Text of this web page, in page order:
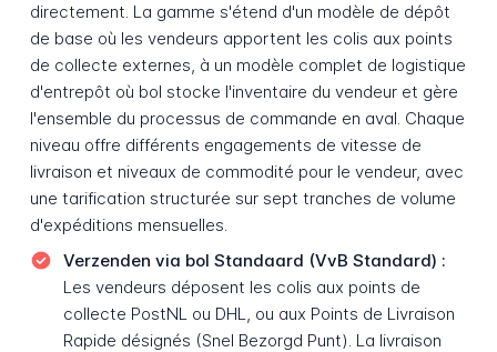
directement. La gamme s'étend d'un modèle de dépôt
de base où les vendeurs apportent les colis aux points
de collecte externes, à un modèle complet de logistique
d'entrepôt où bol stocke l'inventaire du vendeur et gère
l'ensemble du processus de commande en aval. Chaque
niveau offre différents engagements de vitesse de
livraison et niveaux de commodité pour le vendeur, avec
une tarification structurée sur sept tranches de volume
d'expéditions mensuelles.
Verzenden via bol Standaard (VvB Standard) :
Les vendeurs déposent les colis aux points de
collecte PostNL ou DHL, ou aux Points de Livraison
Rapide désignés (Snel Bezorgd Punt). La livraison